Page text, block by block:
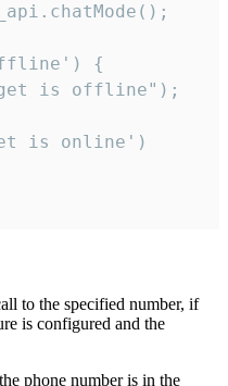
{
is offline");
is online')
to the specified number, if
is configured and the
phone number is in the